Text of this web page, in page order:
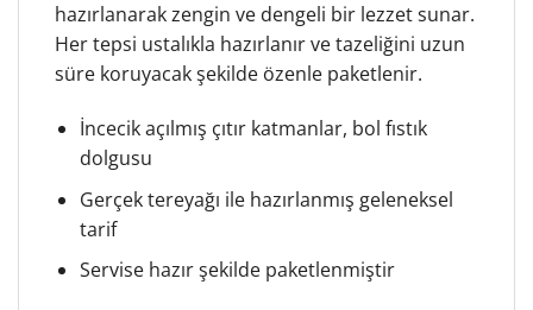
hazırlanarak zengin ve dengeli bir lezzet sunar.
Her tepsi ustalıkla hazırlanır ve tazeliğini uzun
süre koruyacak şekilde özenle paketlenir.
İncecik açılmış çıtır katmanlar, bol fıstık
dolgusu
Gerçek tereyağı ile hazırlanmış geleneksel
tarif
Servise hazır şekilde paketlenmiştir